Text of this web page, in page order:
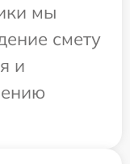
мы
смету
и